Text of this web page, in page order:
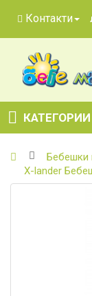
Контакти
КАТЕГОРИИ
Бебешки
X-lander